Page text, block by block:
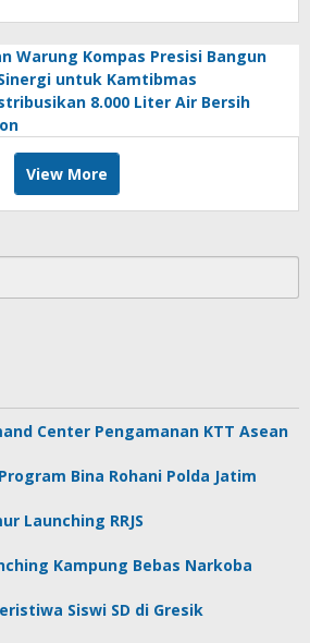
Warung Kompas Presisi Bangun
untuk Kamtibmas
8.000 Liter Air Bersih
View More
Center Pengamanan KTT Asean
Bina Rohani Polda Jatim
Launching RRJS
Kampung Bebas Narkoba
Siswi SD di Gresik